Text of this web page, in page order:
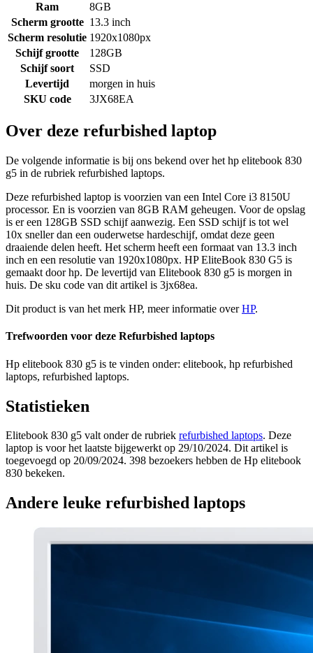
Ram
8GB
Scherm grootte 13.3 inch
Scherm resolutie 1920x1080px
Schijf grootte
128GB
Schijf soort
SSD
Levertijd
morgen in huis
SKU code
3JX68EA
Over deze refurbished laptop
De volgende informatie is bij ons bekend over het hp elitebook 830
g5 in de rubriek refurbished laptops.
Deze refurbished laptop is voorzien van een Intel Core i3 8150U
processor. En is voorzien van 8GB RAM geheugen. Voor de opslag
is er een 128GB SSD schijf aanwezig. Een SSD schijf is tot wel
10x sneller dan een ouderwetse hardeschijf, omdat deze geen
draaiende delen heeft. Het scherm heeft een formaat van 13.3 inch
inch en een resolutie van 1920x1080px. HP EliteBook 830 G5 is
gemaakt door hp. De levertijd van Elitebook 830 g5 is morgen in
huis. De sku code van dit artikel is 3jx68ea.
Dit product is van het merk HP, meer informatie overHP.
Trefwoorden voor deze Refurbished laptops
Hp elitebook 830 g5 is te vinden onder: elitebook, hp refurbished
laptops, refurbished laptops.
Statistieken
Elitebook 830 g5 valt onder de rubriek refurbished laptops. Deze
laptop is voor het laatste bijgewerkt op 29/10/2024. Dit artikel is
toegevoegd op 20/09/2024. 398 bezoekers hebben de Hp elitebook
830 bekeken.
Andere leuke refurbished laptops